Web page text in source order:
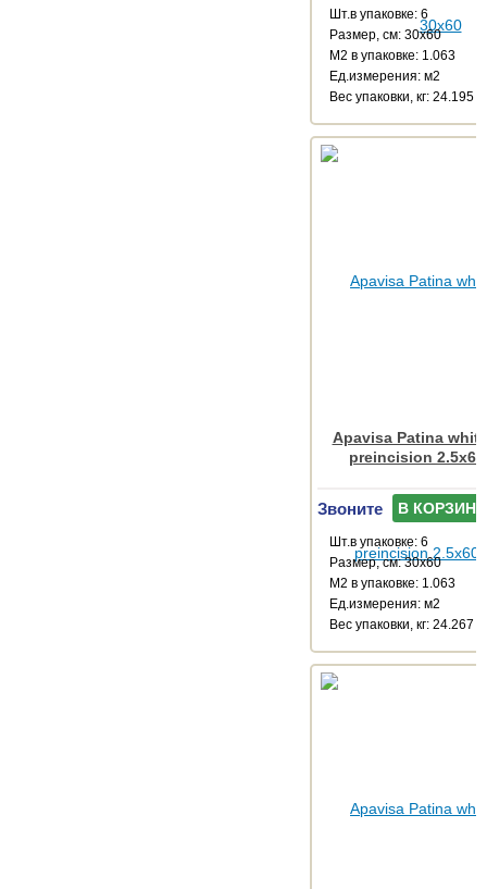
Шт.в упаковке: 6
Размер, см: 30x60
М2 в упаковке: 1.063
Ед.измерения: м2
Веc упаковки, кг: 24.195
Apavisa Patina
preincision 2.5x60
Звоните В КОРЗИНУ
Шт.в упаковке: 6
Размер, см: 30x60
М2 в упаковке: 1.063
Ед.измерения: м2
Веc упаковки, кг: 24.267